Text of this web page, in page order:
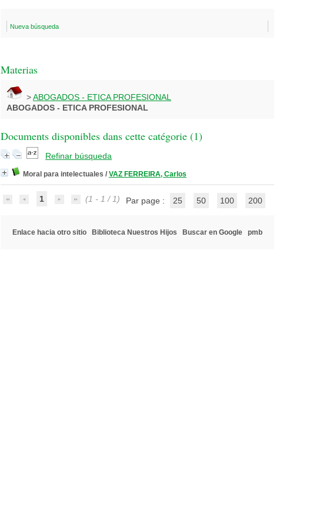
Nueva búsqueda
Materias
>ABOGADOS - ETICA PROFESIONAL
ABOGADOS - ETICA PROFESIONAL
Documents disponibles dans cette catégorie (1)
Refinar búsqueda
Moral para intelectuales / VAZ FERREIRA, Carlos
1 (1 - 1 / 1) Par page : 25 50 100 200
Enlace hacia otro sitio Biblioteca Nuestros Hijos Buscar en Google pmb